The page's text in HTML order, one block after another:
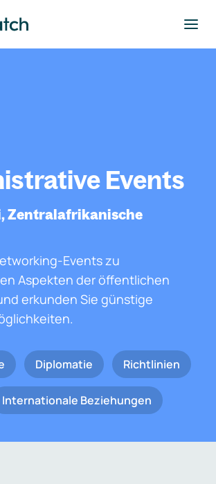
Events
Zentralafrikanische
Events zu
Aspekten der öffentlichen
erkunden Sie günstige
Diplomatie Richtlinien
Internationale Beziehungen